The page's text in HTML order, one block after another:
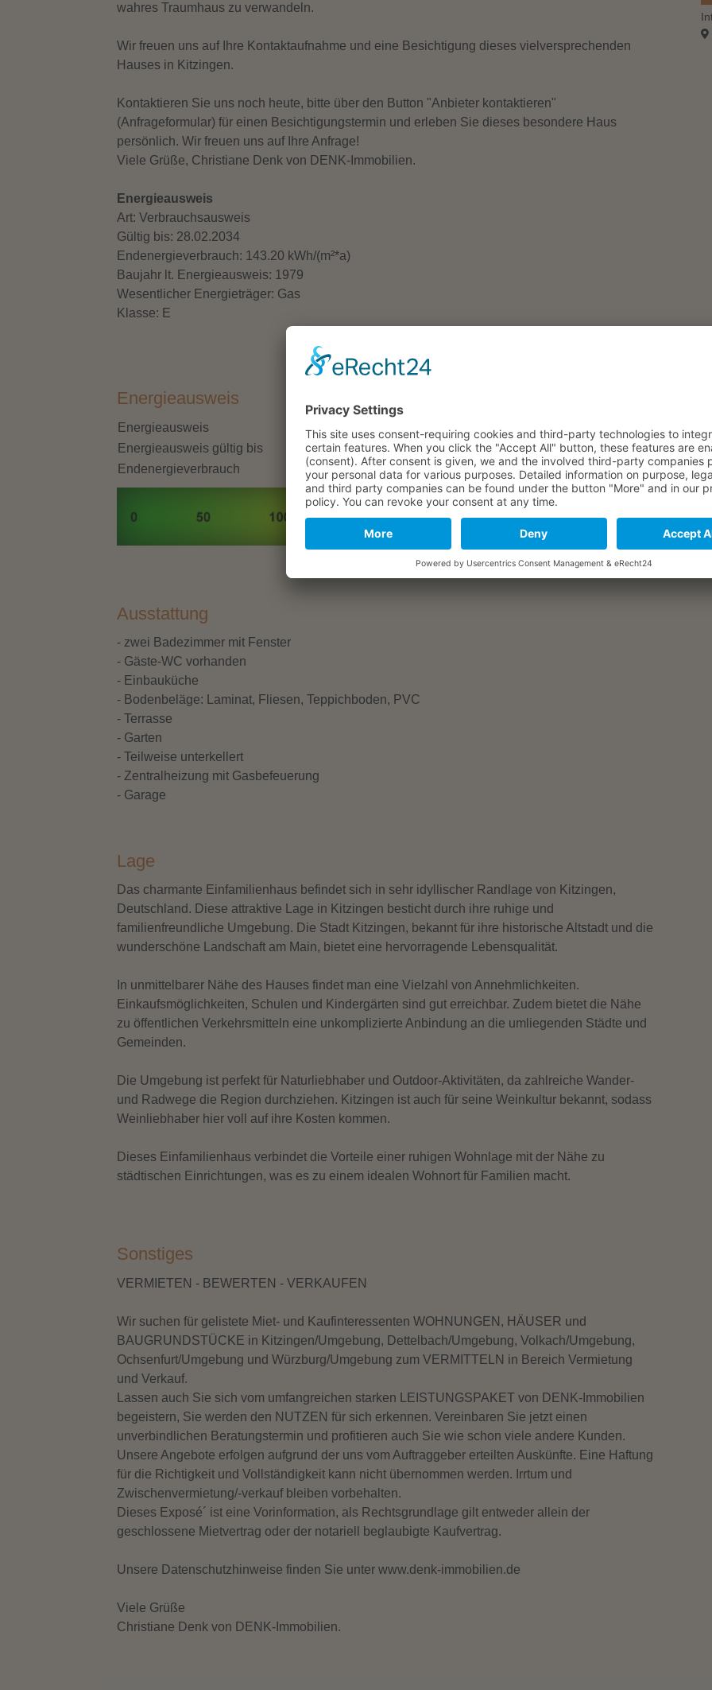
wahres Traumhaus zu verwandeln.
Wir freuen uns auf Ihre Kontaktaufnahme und eine Besichtigung dieses vielversprechenden
Hauses in Kitzingen.
Kontaktieren Sie uns noch heute, bitte über den Button "Anbieter kontaktieren"
(Anfrageformular) für einen Besichtigungstermin und erleben Sie dieses besondere Haus
persönlich. Wir freuen uns auf Ihre Anfrage!
Viele Grüße, Christiane Denk von DENK-Immobilien.
Energieausweis
Art: Verbrauchsausweis
Gültig bis: 28.02.2034
Endenergieverbrauch: 143.20 kWh/(m²*a)
Baujahr lt. Energieausweis: 1979
Wesentlicher Energieträger: Gas
Klasse: E
Energieausweis
Energieausweis
Verbrauchsausweis
Energieausweis gültig bis
28.02.2034
Endenergieverbrauch
143,2 kWh/(m²a)
Ausstattung
- zwei Badezimmer mit Fenster
- Gäste-WC vorhanden
- Einbauküche
- Bodenbeläge: Laminat, Fliesen, Teppichboden, PVC
- Terrasse
- Garten
- Teilweise unterkellert
- Zentralheizung mit Gasbefeuerung
- Garage
Lage
Das charmante Einfamilienhaus befindet sich in sehr idyllischer Randlage von Kitzingen,
Deutschland. Diese attraktive Lage in Kitzingen besticht durch ihre ruhige und
familienfreundliche Umgebung. Die Stadt Kitzingen, bekannt für ihre historische Altstadt und die
wunderschöne Landschaft am Main, bietet eine hervorragende Lebensqualität.
In unmittelbarer Nähe des Hauses findet man eine Vielzahl von Annehmlichkeiten.
Einkaufsmöglichkeiten, Schulen und Kindergärten sind gut erreichbar. Zudem bietet die Nähe
zu öffentlichen Verkehrsmitteln eine unkomplizierte Anbindung an die umliegenden Städte und
Gemeinden.
Die Umgebung ist perfekt für Naturliebhaber und Outdoor-Aktivitäten, da zahlreiche Wander-
und Radwege die Region durchziehen. Kitzingen ist auch für seine Weinkultur bekannt, sodass
Weinliebhaber hier voll auf ihre Kosten kommen.
Dieses Einfamilienhaus verbindet die Vorteile einer ruhigen Wohnlage mit der Nähe zu
städtischen Einrichtungen, was es zu einem idealen Wohnort für Familien macht.
Sonstiges
VERMIETEN - BEWERTEN - VERKAUFEN
Wir suchen für gelistete Miet- und Kaufinteressenten WOHNUNGEN, HÄUSER und
BAUGRUNDSTÜCKE in Kitzingen/Umgebung, Dettelbach/Umgebung, Volkach/Umgebung,
Ochsenfurt/Umgebung und Würzburg/Umgebung zum VERMITTELN in Bereich Vermietung
und Verkauf.
Lassen auch Sie sich vom umfangreichen starken LEISTUNGSPAKET von DENK-Immobilien
begeistern, Sie werden den NUTZEN für sich erkennen. Vereinbaren Sie jetzt einen
unverbindlichen Beratungstermin und profitieren auch Sie wie schon viele andere Kunden.
Unsere Angebote erfolgen aufgrund der uns vom Auftraggeber erteilten Auskünfte. Eine Haftung
für die Richtigkeit und Vollständigkeit kann nicht übernommen werden. Irrtum und
Zwischenvermietung/-verkauf bleiben vorbehalten.
Dieses Exposé´ ist eine Vorinformation, als Rechtsgrundlage gilt entweder allein der
geschlossene Mietvertrag oder der notariell beglaubigte Kaufvertrag.
Unsere Datenschutzhinweise finden Sie unter www.denk-immobilien.de
Viele Grüße
Christiane Denk von DENK-Immobilien.